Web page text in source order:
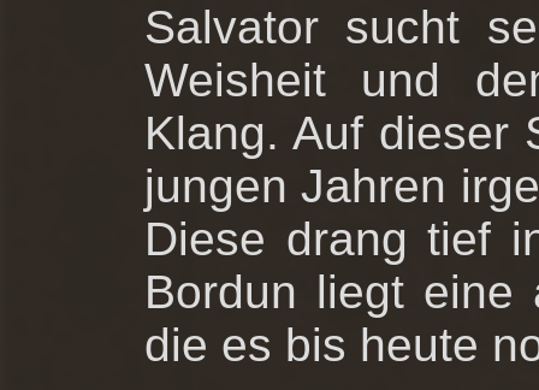
Salvator sucht
Weisheit und
Klang. Auf dieser
jungen Jahren
Diese drang tief
Bordun liegt eine
die es bis heute